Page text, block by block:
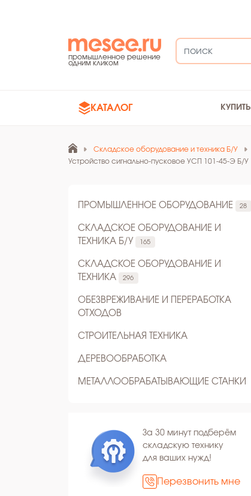
промышленное решение
одним кликом
КАТАЛОГ КУПИТЬ
Складское оборудование и техника Б/У
Устройство сигнально-пусковое УСП 101-45-Э Б/У
ПРОМЫШЛЕННОЕ ОБОРУДОВАНИЕ 28
СКЛАДСКОЕ ОБОРУДОВАНИЕ И
ТЕХНИКА Б/У
165
СКЛАДСКОЕ ОБОРУДОВАНИЕ И
ТЕХНИКА
296
ОБЕЗВРЕЖИВАНИЕ И ПЕРЕРАБОТКА
ОТХОДОВ
СТРОИТЕЛЬНАЯ ТЕХНИКА
ДЕРЕВООБРАБОТКА
МЕТАЛЛООБРАБАТЫВАЮЩИЕ СТАНКИ
За 30 минут подберём
складскую технику
для ваших нужд!
Перезвонить мне